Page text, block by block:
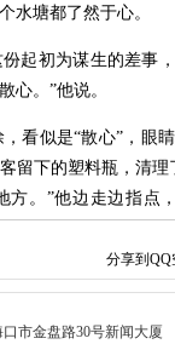
水塘都了然于心。
初为谋生的差事，
心。”他说。
似是“散心”，眼睛
留下的塑料瓶，清
方。”他边走边指点
抬手挡在眉前，眯
分享到 QQ